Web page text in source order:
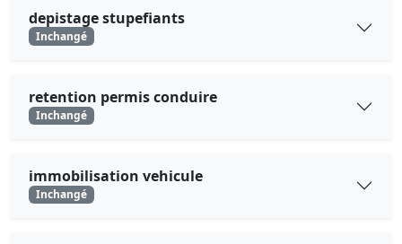
depistage stupefiants
Inchangé
retention permis conduire
Inchangé
immobilisation vehicule
Inchangé